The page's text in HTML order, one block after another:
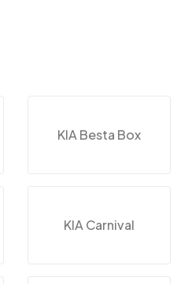
KIA Besta Box
KIA Carnival